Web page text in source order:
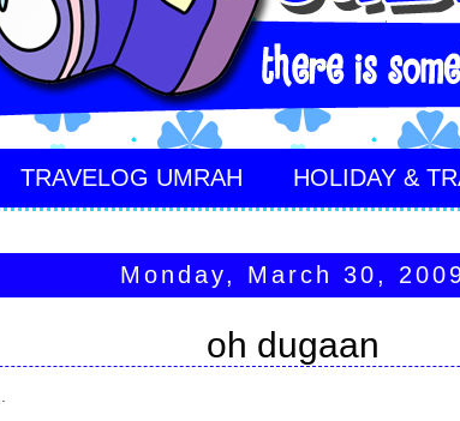
TRAVELOG UMRAH HOLIDAY &
Monday, March 30,
oh dugaan